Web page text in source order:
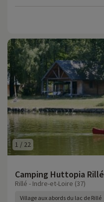
1 / 22
Camping Huttopia Rillé
Rillé - Indre-et-Loire (37)
Village aux abords du lac de Rillé